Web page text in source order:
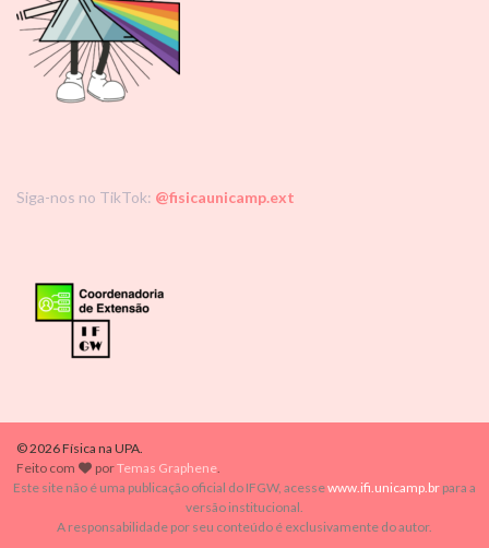
Siga-nos no TikTok: @fisicaunicamp.ext
© 2026 Física na UPA.
Feito com
porTemas Graphene
Este site não é uma publicação oficial do IFGW, acessewww.ifi.unicamp.br para a
versão institucional.
A responsabilidade por seu conteúdo é exclusivamente do autor.